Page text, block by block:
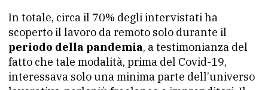
In totale, circa il 70% degli intervistati ha
scoperto il lavoro da remoto solo durante il
periodo della pandemia, a testimonianza del
fatto che tale modalità, prima del Covid-19,
interessava solo una minima parte dell’universo